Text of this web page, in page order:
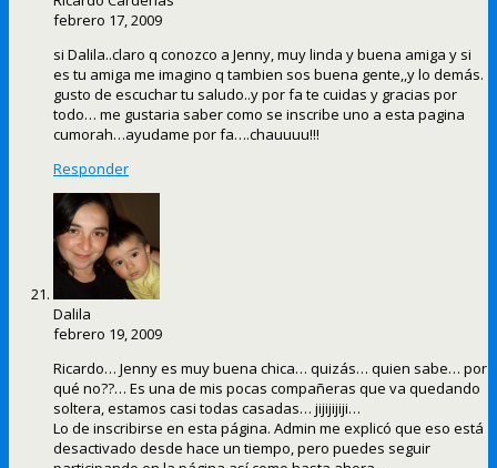
febrero 17, 2009
si Dalila..claro q conozco a Jenny, muy linda y buena amiga y si
es tu amiga me imagino q tambien sos buena gente,,y lo demás.
gusto de escuchar tu saludo..y por fa te cuidas y gracias por
todo… me gustaria saber como se inscribe uno a esta pagina
cumorah…ayudame por fa….chauuuu!!!
Responder
Dalila
febrero 19, 2009
Ricardo… Jenny es muy buena chica… quizás… quien sabe… por
qué no??… Es una de mis pocas compañeras que va quedando
soltera, estamos casi todas casadas… jijijijiji…
Lo de inscribirse en esta página. Admin me explicó que eso está
desactivado desde hace un tiempo, pero puedes seguir